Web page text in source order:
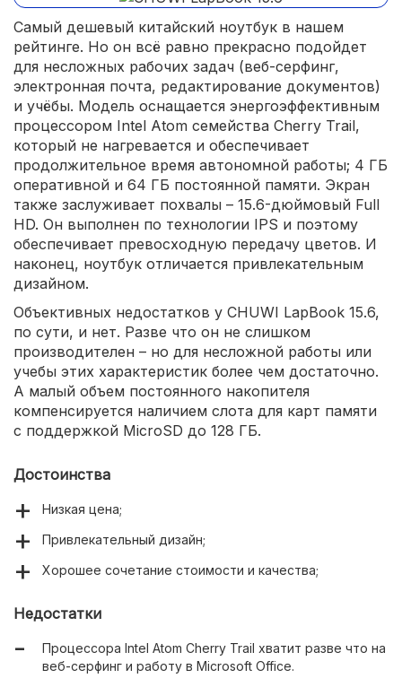
Самый дешевый китайский ноутбук в нашем
рейтинге. Но он всё равно прекрасно подойдет
для несложных рабочих задач (веб-серфинг,
электронная почта, редактирование документов)
и учёбы. Модель оснащается энергоэффективным
процессором Intel Atom семейства Cherry Trail,
который не нагревается и обеспечивает
продолжительное время автономной работы; 4 ГБ
оперативной и 64 ГБ постоянной памяти. Экран
также заслуживает похвалы – 15.6-дюймовый Full
HD. Он выполнен по технологии IPS и поэтому
обеспечивает превосходную передачу цветов. И
наконец, ноутбук отличается привлекательным
дизайном.
Объективных недостатков у CHUWI LapBook 15.6,
по сути, и нет. Разве что он не слишком
производителен – но для несложной работы или
учебы этих характеристик более чем достаточно.
А малый объем постоянного накопителя
компенсируется наличием слота для карт памяти
с поддержкой MicroSD до 128 ГБ.
Достоинства
Низкая цена;
Привлекательный дизайн;
Хорошее сочетание стоимости и качества;
Недостатки
Процессора Intel Atom Cherry Trail хватит разве что на
веб-серфинг и работу в Microsoft Office.